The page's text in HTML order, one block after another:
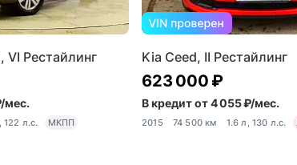
VI Рестайлинг
мес.
122 л.с. МКПП
Kia Ceed, II Рестайлинг
623 000 ₽
В кредит от 4 055 ₽/мес.
2015 74 500 км 1.6 л, 130 л.с.